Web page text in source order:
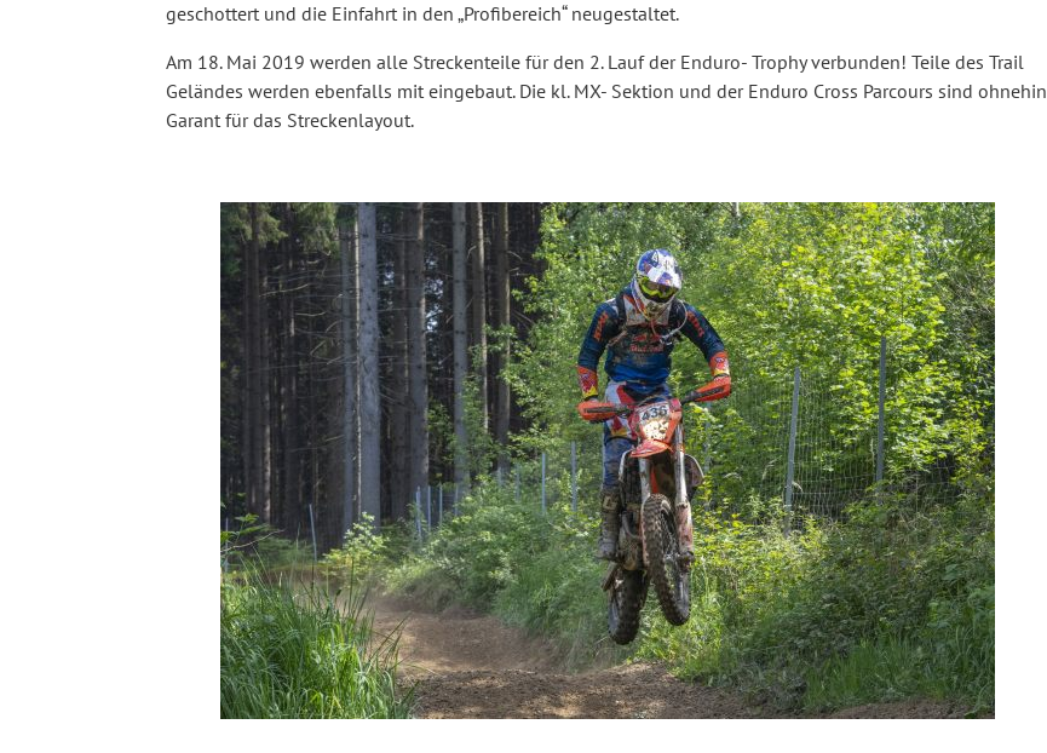
geschottert und die Einfahrt in den „Profibereich“ neugestaltet.
Am 18. Mai 2019 werden alle Streckenteile für den 2. Lauf der Enduro- Trophy verbunden! Teile des Trail
Geländes werden ebenfalls mit eingebaut. Die kl. MX- Sektion und der Enduro Cross Parcours sind ohnehin
Garant für das Streckenlayout.